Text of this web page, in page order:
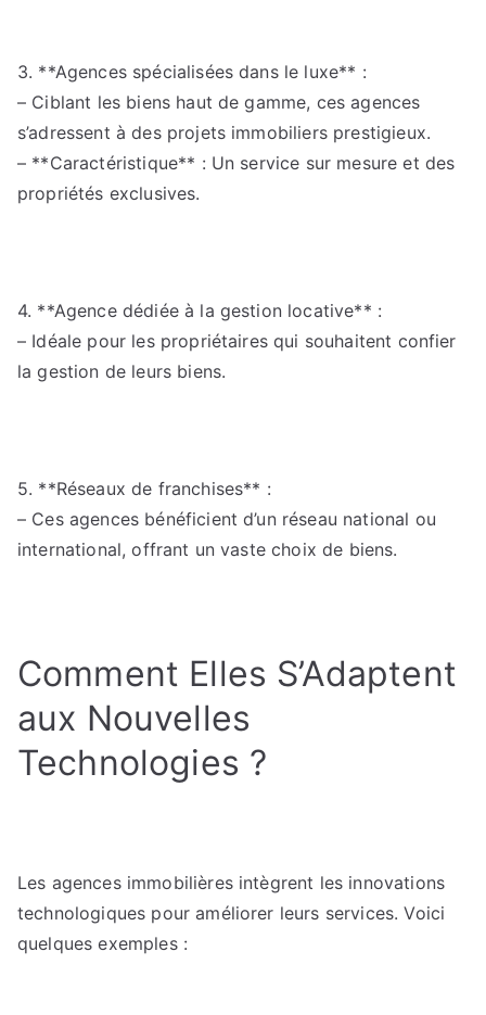
3. **Agences spécialisées dans le luxe** :
– Ciblant les biens haut de gamme, ces agences
s’adressent à des projets immobiliers prestigieux.
– **Caractéristique** : Un service sur mesure et des
propriétés exclusives.
4. **Agence dédiée à la gestion locative** :
– Idéale pour les propriétaires qui souhaitent confier
la gestion de leurs biens.
5. **Réseaux de franchises** :
– Ces agences bénéficient d’un réseau national ou
international, offrant un vaste choix de biens.
Comment Elles S’Adaptent
aux Nouvelles
Technologies ?
Les agences immobilières intègrent les innovations
technologiques pour améliorer leurs services. Voici
quelques exemples :